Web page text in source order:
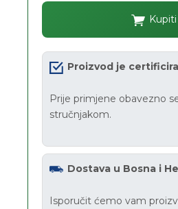
Kupiti
Proizvod je
Prije primjene obavezno
stručnjakom.
Dostava u Bosna i
Isporučit ćemo vam